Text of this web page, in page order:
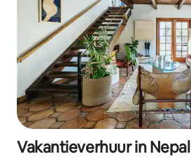
Vakantieverhuur in Nepal